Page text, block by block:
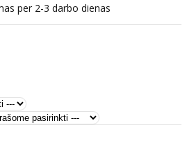
per 2-3 darbo dienas